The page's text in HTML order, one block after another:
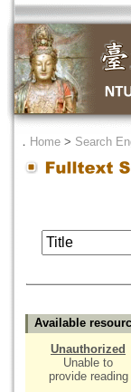
． Home > Search
Available
Unauthorized
Unable to
provide reading